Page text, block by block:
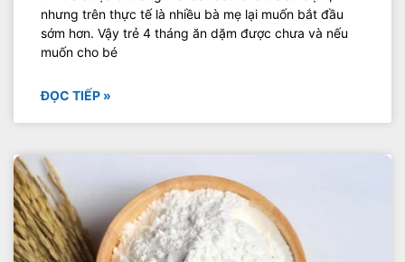
nhưng trên thực tế là nhiều bà mẹ lại muốn bắt đầu
sớm hơn. Vậy trẻ 4 tháng ăn dặm được chưa và nếu
muốn cho bé
ĐỌC TIẾP »